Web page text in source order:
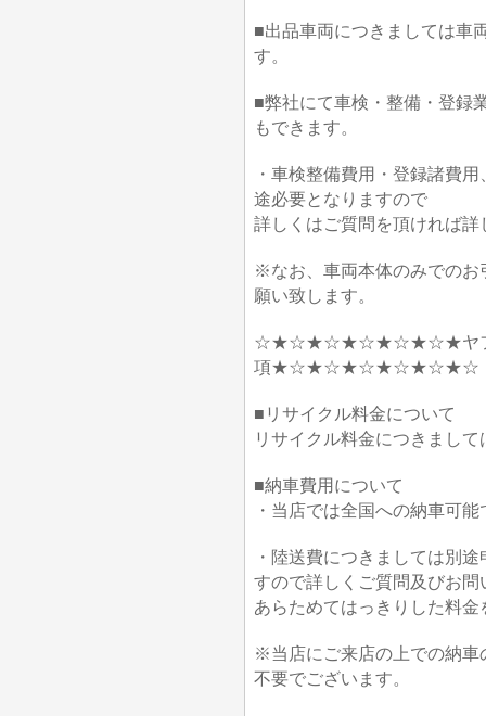
■出品車両につきましては車
す。
■弊社にて車検・整備・登録
もできます。
・車検整備費用・登録諸費
途必要となりますので
詳しくはご質問を頂ければ
※なお、車両本体のみでのお
願い致します。
☆★☆★☆★☆★☆★☆★ヤフーオ
項★☆★☆★☆★☆★☆★☆
■リサイクル料金について
リサイクル料金につきまし
■納車費用について
・当店では全国への納車可
・陸送費につきましては別
すので詳しくご質問及びお
あらためてはっきりした料
※当店にご来店の上での納車
不要でございます。